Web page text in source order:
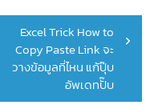
Excel Trick How to
Copy Paste Link จะ
วางข้อมูลที่ไหน แก้ปุ๊บ
อัพเดทปั๊บ